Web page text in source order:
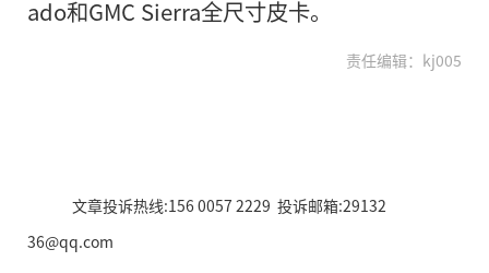
ado和GMC Sierra全尺寸皮卡。
责任编辑：kj005
文章投诉热线:156 0057 2229 投诉邮箱:29132
36@qq.com